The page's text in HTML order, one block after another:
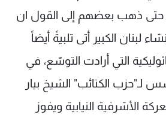
حتى ذهب بعضهم إلى القول ان
لبنان الكبير أتى تلبيةً أيضاً
التي أرادت التوسّع، في
لـ"حزب الكتائب" الشيخ بيار
الأشرفية النيابية ويفوز